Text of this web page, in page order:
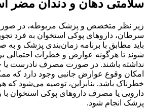
سلامتی دهان و دندان مضر
زیر نظر متخصص و پزشک مربوطه، در
سرطان، داروهای پوکی استخوان به فرد
باید مطابق با برنامه زمان‌بندی پزشک و به
شوند تا هرگونه عوارض و خطرات احتمالی
نداشته باشند. در صورت مصرف نادرست یا
امکان وقوع عوارض جانبی وجود دارد که
خطرناک باشد. بنابراین، توصیه می‌شود که
دارویی یا مصرف داروهای پوکی استخوان
پزشک انجام شود.